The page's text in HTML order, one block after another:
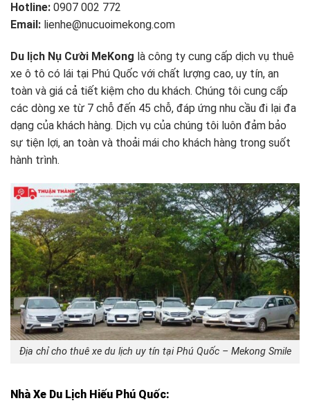
Hotline: 0907 002 772
Email: lienhe@nucuoimekong.com
Du lịch Nụ Cười MeKong là công ty cung cấp dịch vụ thuê
xe ô tô có lái tại Phú Quốc với chất lượng cao, uy tín, an
toàn và giá cả tiết kiệm cho du khách. Chúng tôi cung cấp
các dòng xe từ 7 chỗ đến 45 chỗ, đáp ứng nhu cầu đi lại đa
dạng của khách hàng. Dịch vụ của chúng tôi luôn đảm bảo
sự tiện lợi, an toàn và thoải mái cho khách hàng trong suốt
hành trình.
Địa chỉ cho thuê xe du lịch uy tín tại Phú Quốc – Mekong Smile
Nhà Xe Du Lịch Hiếu Phú Quốc: